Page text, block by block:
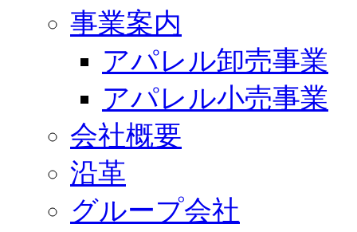
事業案内
アパレル卸売事業
アパレル小売事業
会社概要
沿革
グループ会社